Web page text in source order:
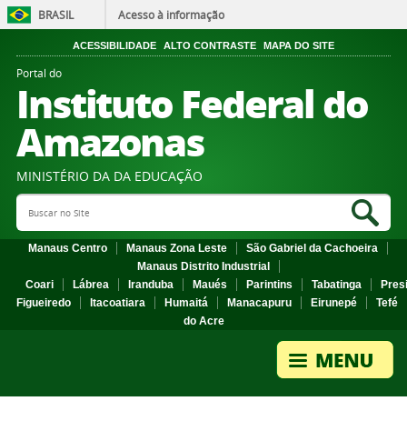
BRASIL Acesso à informação
ACESSIBILIDADE ALTO CONTRASTE MAPA DO SITE
Portal do
Instituto Federal do
Amazonas
MINISTÉRIO DA DA EDUCAÇÃO
Search Site
Manaus Centro Manaus Zona Leste
São Gabriel da Cachoeira
Manaus Distrito Industrial
Coari
Lábrea Iranduba Maués Parintins Tabatinga
Figueiredo
Itacoatiara Humaitá Manacapuru Eirunepé
Tefé
do Acre